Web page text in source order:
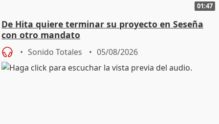
01:47
De Hita quiere terminar su proyecto en Seseña
con otro mandato
Sonido Totales 05/08/2026